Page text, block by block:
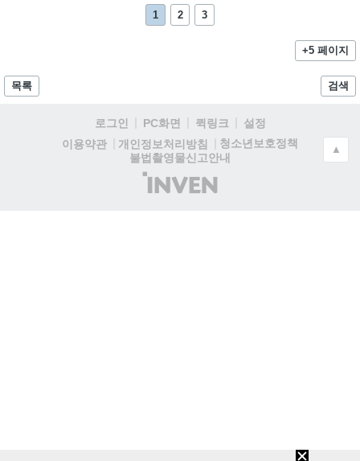
1 2 3
+5 페이지
목록 검색
로그인 PC화면 퀵링크
설정
이용약관
개인정보처리방침
청소년보호정책
불법촬영물신고안내
(주)
인
▲